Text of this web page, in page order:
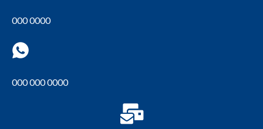
000 0000
000 000 0000